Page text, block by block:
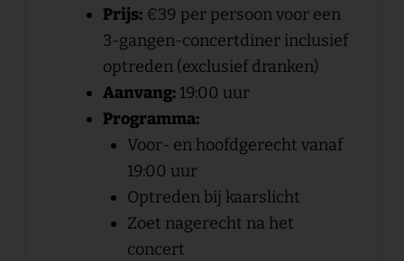
Prijs: €39 per persoon voor een
3-gangen-concertdiner inclusief
optreden (exclusief dranken)
Aanvang: 19:00 uur
Programma:
Voor- en hoofdgerecht vanaf
19:00 uur
Optreden bij kaarslicht
Zoet nagerecht na het
concert